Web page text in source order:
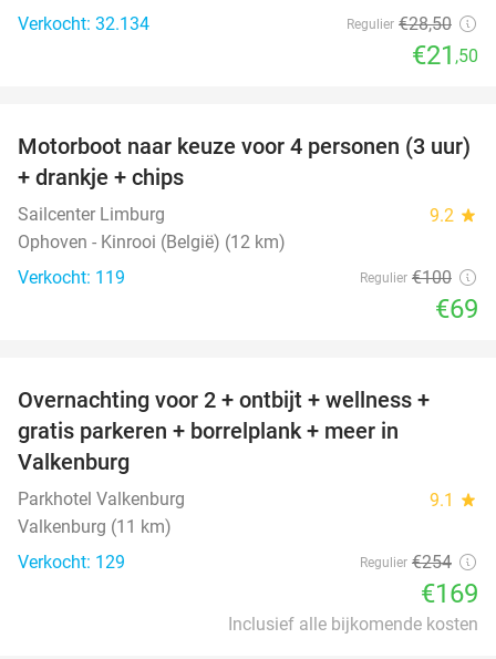
Verkocht: 32.134
Regulier €28,50
€21 ,50
31%
Motorboot naar keuze voor 4 personen (3 uur)
+ drankje + chips
Sailcenter Limburg 9.2 star
Ophoven - Kinrooi (België) (12 km)
Verkocht: 119
Regulier €100
€69
33%
Overnachting voor 2 + ontbijt + wellness +
gratis parkeren + borrelplank + meer in
Valkenburg
Parkhotel Valkenburg 9.1 star
Valkenburg (11 km)
Verkocht: 129
Regulier €254
€169
Inclusief alle bijkomende kosten